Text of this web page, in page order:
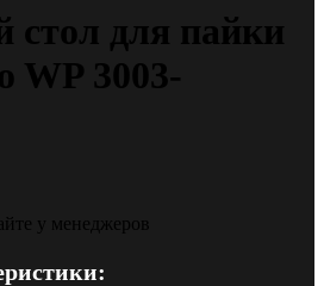
для пайки
WP 3003-
у менеджеров